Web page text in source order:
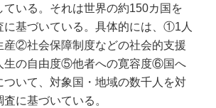
ている。それは世界の約150カ国を
に基づいている。具体的には、①1人
産②社会保障制度などの社会的支援
の自由度⑤他者への寛容度⑥国へ
いて、対象国・地域の数千人を対
に基づいている。